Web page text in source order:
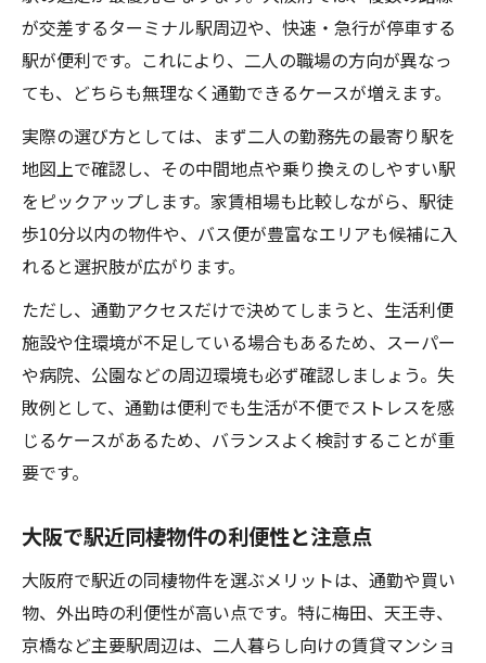
が交差するターミナル駅周辺や、快速・急行が停車する
駅が便利です。これにより、二人の職場の方向が異なっ
ても、どちらも無理なく通勤できるケースが増えます。
実際の選び方としては、まず二人の勤務先の最寄り駅を
地図上で確認し、その中間地点や乗り換えのしやすい駅
をピックアップします。家賃相場も比較しながら、駅徒
歩10分以内の物件や、バス便が豊富なエリアも候補に入
れると選択肢が広がります。
ただし、通勤アクセスだけで決めてしまうと、生活利便
施設や住環境が不足している場合もあるため、スーパー
や病院、公園などの周辺環境も必ず確認しましょう。失
敗例として、通勤は便利でも生活が不便でストレスを感
じるケースがあるため、バランスよく検討することが重
要です。
大阪で駅近同棲物件の利便性と注意点
大阪府で駅近の同棲物件を選ぶメリットは、通勤や買い
物、外出時の利便性が高い点です。特に梅田、天王寺、
京橋など主要駅周辺は、二人暮らし向けの賃貸マンショ